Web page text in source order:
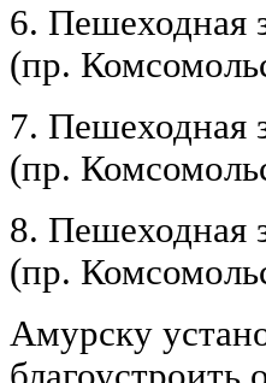
6. Пешеходная
(пр.
7. Пешеходная
(пр.
8. Пешеходная
(пр.
Амурску